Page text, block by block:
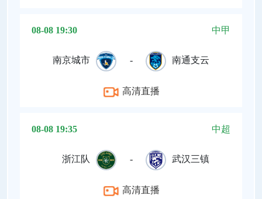
08-08 19:30 中甲
南京城市 - 南通支云
高清直播
08-08 19:35 中超
浙江队 - 武汉三镇
高清直播